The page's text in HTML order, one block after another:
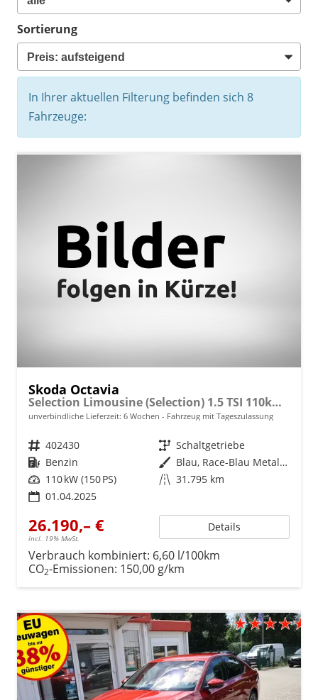
Sortierung
In Ihrer aktuellen Filterung befinden sich 8
Fahrzeuge:
Skoda Octavia
Selection Limousine (Selection) 1.5 TSI 110kW (150 PS) 6-Gang Schaltgetriebe
unverbindliche Lieferzeit: 6 Wochen Fahrzeug mit Tageszulassung
Fahrzeugnr. 402430 Getriebe Schaltgetriebe
Kraftstoff Benzin Außenfarbe
Blau, Race-Blau Metallic (8X)
Leistung 110 kW (150 PS) Kilometerstand 31.795 km
01.04.2025
26.190,– €
incl. 19% MwSt.
Details
Verbrauch kombiniert: 6,60 l/100km
CO2-Emissionen: 150,00 g/km